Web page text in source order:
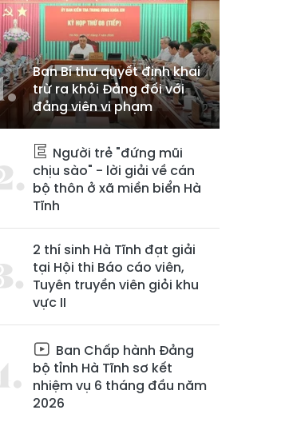
Ban Bí thư quyết định khai
trừ ra khỏi Đảng đối với
đảng viên vi phạm
Người trẻ "đứng mũi
chịu sào" - lời giải về cán
bộ thôn ở xã miền biển Hà
Tĩnh
2 thí sinh Hà Tĩnh đạt giải
tại Hội thi Báo cáo viên,
Tuyên truyền viên giỏi khu
vực II
Ban Chấp hành Đảng
bộ tỉnh Hà Tĩnh sơ kết
nhiệm vụ 6 tháng đầu năm
2026